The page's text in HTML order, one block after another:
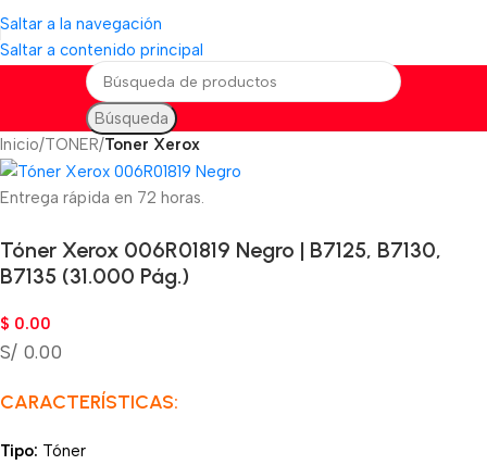
Saltar a la navegación
Saltar a contenido principal
Búsqueda
Inicio TONER Toner Xerox
Entrega rápida en 72 horas.
Tóner Xerox 006R01819 Negro | B7125, B7130,
B7135 (31.000 Pág.)
$ 0.00
S/ 0.00
CARACTERÍSTICAS:
Tipo: Tóner